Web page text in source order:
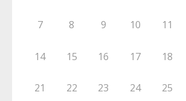
7 8 9 10 11
14 15 16 17 18
21 22 23 24 25